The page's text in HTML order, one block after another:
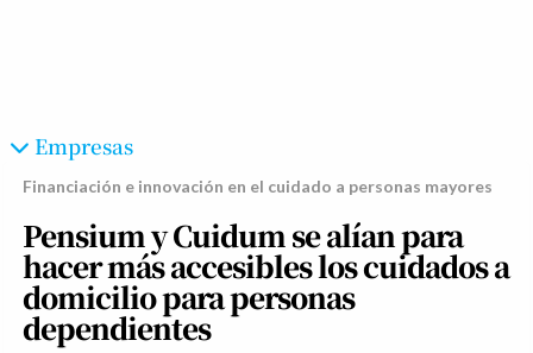
Empresas
Financiación e innovación en el cuidado a personas mayores
Pensium y Cuidum se alían para
hacer más accesibles los cuidados a
domicilio para personas
dependientes